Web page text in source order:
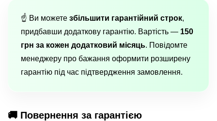
☝️ Ви можете збільшити гарантійний строк,
придбавши додаткову гарантію. Вартість — 150
грн за кожен додатковий місяць. Повідомте
менеджеру про бажання оформити розширену
гарантію під час підтвердження замовлення.
🚚 Повернення за гарантією